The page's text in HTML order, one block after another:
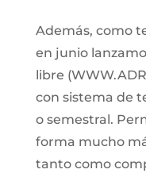
Además, como
en junio
libre
con sistema de
o semestral.
forma mucho
tanto como